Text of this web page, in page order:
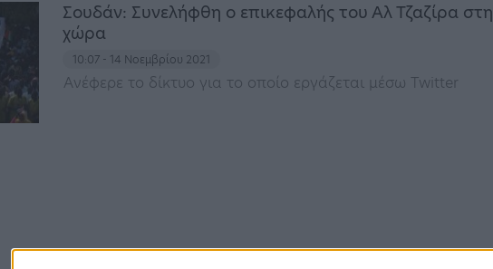
Σουδάν: Συνελήφθη ο επικεφαλής του Αλ Τζαζίρα στη
χώρα
10:07 - 14 Νοεμβρίου 2021
Ανέφερε το δίκτυο για το οποίο εργάζεται μέσω Twitter